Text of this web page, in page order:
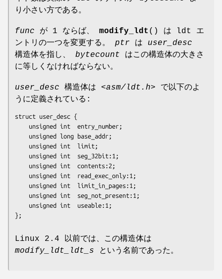
り小さい方である。
func が 1 ならば、 modify_ldt () は ldt エ
ントリの一つを変更する。 ptr は user_desc
構造体を指し、 bytecount はこの構造体の大きさ
に等しくなければならない。
user_desc 構造体は <asm/ldt.h> で以下のよ
うに定義されている:
struct user_desc {
};
Linux 2.4 以前では、この構造体は
modify_ldt_ldt_s という名前であった。